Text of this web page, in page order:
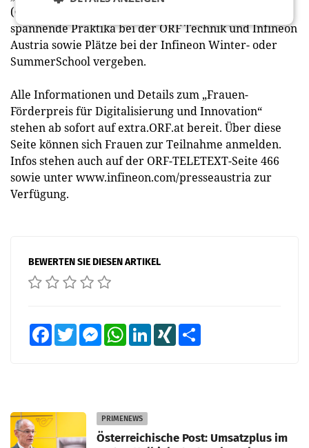
(€ 2.000,-) verliehen. Darüber hinaus werden
spannende Praktika bei der ORF Technik und Infineon
Austria sowie Plätze bei der Infineon Winter- oder
SummerSchool vergeben.
Alle Informationen und Details zum „Frauen-
Förderpreis für Digitalisierung und Innovation“
stehen ab sofort auf extra.ORF.at bereit. Über diese
Seite können sich Frauen zur Teilnahme anmelden.
Infos stehen auch auf der ORF-TELETEXT-Seite 466
sowie unter www.infineon.com/presseaustria zur
Verfügung.
BEWERTEN SIE DIESEN ARTIKEL
FacebookTwitter MessengerWhatsAppLinkedInXING
PRIMENEWS
Österreichische Post: Umsatzplus im